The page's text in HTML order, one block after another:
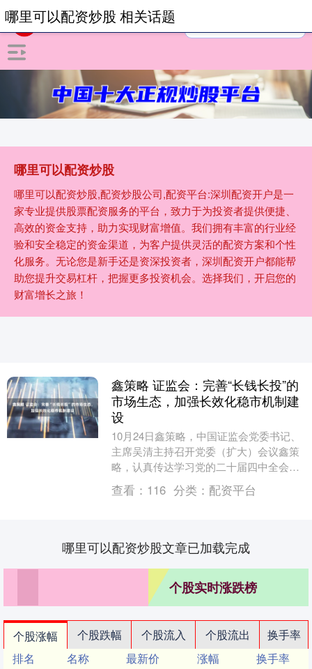
哪里可以配资炒股
哪里可以配资炒股,配资炒股公司,配资平台:深圳配资开户是一
家专业提供股票配资服务的平台，致力于为投资者提供便捷、
高效的资金支持，助力实现财富增值。我们拥有丰富的行业经
验和安全稳定的资金渠道，为客户提供灵活的配资方案和个性
化服务。无论您是新手还是资深投资者，深圳配资开户都能帮
助您提升交易杠杆，把握更多投资机会。选择我们，开启您的
财富增长之旅！
哪里可以配资炒股 相关话题
鑫策略 证监会：完善“长钱长投”的
市场生态，加强长效化稳市机制建
设
10月24日鑫策略，中国证监会党委书记、
主席吴清主持召开党委（扩大）会议鑫策
略，认真传达学习党的二十届四中全会精
神，按照金融系统学习贯彻党的二十届四
中全会精神会....
查看： 116 分类： 配资平台
哪里可以配资炒股文章已加载完成
个股实时涨跌榜
个股涨幅 个股跌幅 个股流入 个股流出
换手率
排名
名称 最新价 涨幅
换手率